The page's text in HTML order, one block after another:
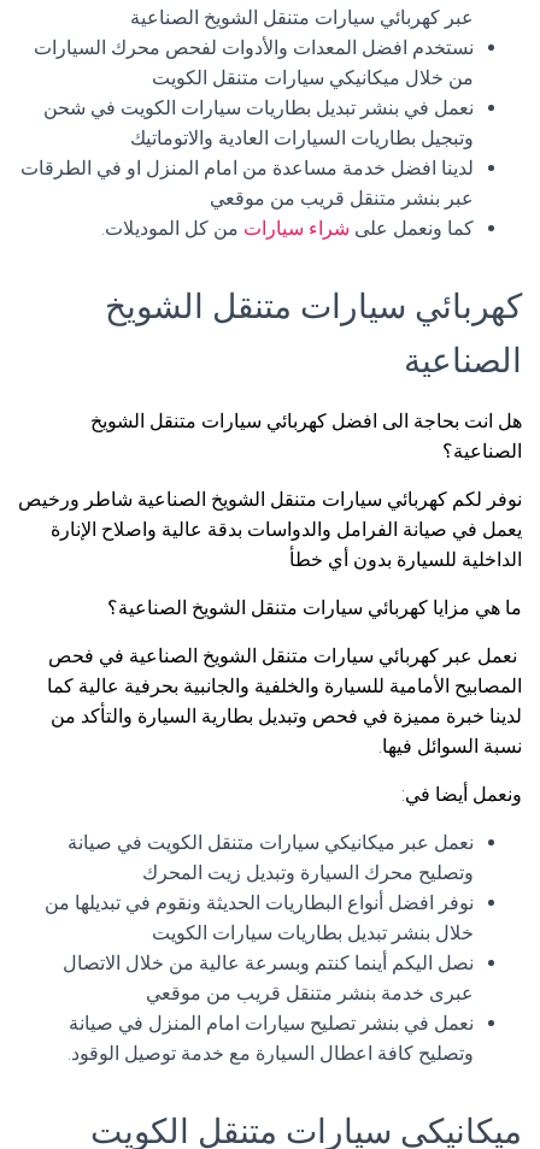
عبر كهربائي سيارات متنقل الشويخ الصناعية
نستخدم افضل المعدات والأدوات لفحص محرك السيارات
من خلال ميكانيكي سيارات متنقل الكويت
نعمل في بنشر تبديل بطاريات سيارات الكويت في شحن
وتبجيل بطاريات السيارات العادية والاتوماتيك
لدينا افضل خدمة مساعدة من امام المنزل او في الطرقات
عبر بنشر متنقل قريب من موقعي
كما ونعمل على شراء سيارات من كل الموديلات.
كهربائي سيارات متنقل الشويخ
الصناعية
هل انت بحاجة الى افضل كهربائي سيارات متنقل الشويخ
الصناعية؟
نوفر لكم كهربائي سيارات متنقل الشويخ الصناعية شاطر ورخيص
يعمل في صيانة الفرامل والدواسات بدقة عالية واصلاح الإنارة
الداخلية للسيارة بدون أي خطأ
ما هي مزايا كهربائي سيارات متنقل الشويخ الصناعية؟
نعمل عبر كهربائي سيارات متنقل الشويخ الصناعية في فحص
المصابيح الأمامية للسيارة والخلفية والجانبية بحرفية عالية كما
لدينا خبرة مميزة في فحص وتبديل بطارية السيارة والتأكد من
نسبة السوائل فيها.
ونعمل أيضا في:
نعمل عبر ميكانيكي سيارات متنقل الكويت في صيانة
وتصليح محرك السيارة وتبديل زيت المحرك
نوفر افضل أنواع البطاريات الحديثة ونقوم في تبديلها من
خلال بنشر تبديل بطاريات سيارات الكويت
نصل اليكم أينما كنتم وبسرعة عالية من خلال الاتصال
عبرى خدمة بنشر متنقل قريب من موقعي
نعمل في بنشر تصليح سيارات امام المنزل في صيانة
وتصليح كافة اعطال السيارة مع خدمة توصيل الوقود.
ميكانيكي سيارات متنقل الكويت